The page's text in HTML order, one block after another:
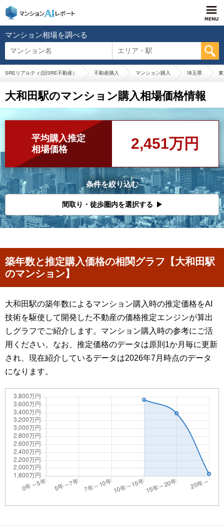
マンション相場を調べる
マンション名 エリア・駅
SREリアルティ(旧SRE不動産） 不動産購入 マンション購入 埼玉県
大和田駅のマンション購入相場価格情報
平均購入推定
相場価格
2,451万円
条件を絞り込む
間取り・徒歩圏内を選択する
築年数と推定購入価格の相関グラフ【大和田駅
のマンション】
大和田駅の築年数によるマンション購入時の推定価格をAI
技術を駆使して開発した不動産の価格推定エンジンが算出
しグラフでご紹介します。マンション購入時の参考にご活
用ください。なお、推定価格のデータは原則1か月毎に更新
され、現在紹介しているデータは2026年7月時点のデータ
になります。